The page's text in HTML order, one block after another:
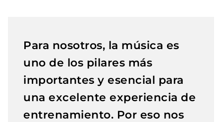
Para nosotros, la música es
uno de los pilares más
importantes y esencial para
una excelente experiencia de
entrenamiento. Por eso nos